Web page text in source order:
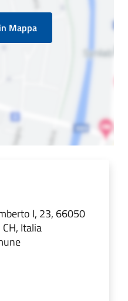
Mappa
I, 23, 66050
Italia